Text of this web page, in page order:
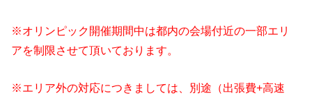
※オリンピック開催期間中は都内の会場付近の一部エリ
アを制限させて頂いております。
※エリア外の対応につきましては、別途（出張費+高速